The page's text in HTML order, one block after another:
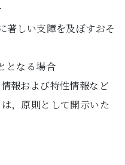
著しい支障を及ぼすおそ
となる場合
報および特性情報など
，原則として開示いた